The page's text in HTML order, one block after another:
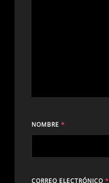
NOMBRE *
CORREO ELECTRÓNICO *